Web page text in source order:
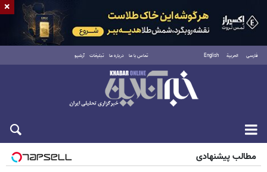
فارسی العربية English تماس با ما درباره ما تبلیغات آرشیو
پنجشنبه ۱۵ مرداد ۱۴۰۵
مطالب پیشنهادی
×